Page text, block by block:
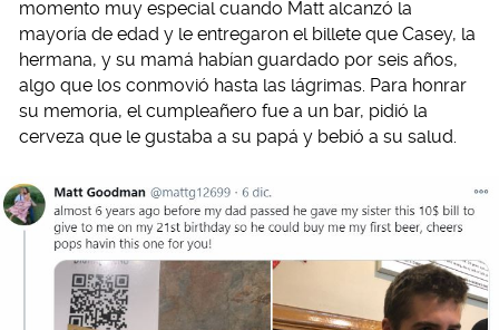
momento muy especial cuando Matt alcanzó la
mayoría de edad y le entregaron el billete que Casey, la
hermana, y su mamá habían guardado por seis años,
algo que los conmovió hasta las lágrimas. Para honrar
su memoria, el cumpleañero fue a un bar, pidió la
cerveza que le gustaba a su papá y bebió a su salud.